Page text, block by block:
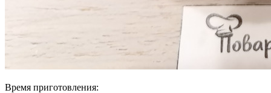
Время приготовления: